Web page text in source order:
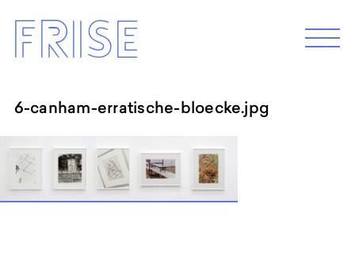
content
M
e
Frise
Programm 2026
Archive
6-canham-erratische-bloecke.jpg